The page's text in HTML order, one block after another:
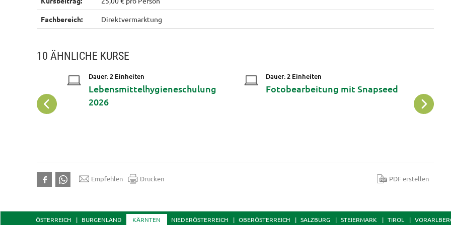
Fachbereich: Direktvermarktung
10 ÄHNLICHE KURSE
Dauer: 2 Einheiten
Lebensmittelhygieneschulung
2026
Dauer: 2 Einheiten
Fotobearbeitung mit Snapseed
Empfehlen Drucken PDF erstellen
ÖSTERREICH BURGENLAND KÄRNTEN NIEDERÖSTERREICH OBERÖSTERREICH SALZBURG STEIERMARK TIROL